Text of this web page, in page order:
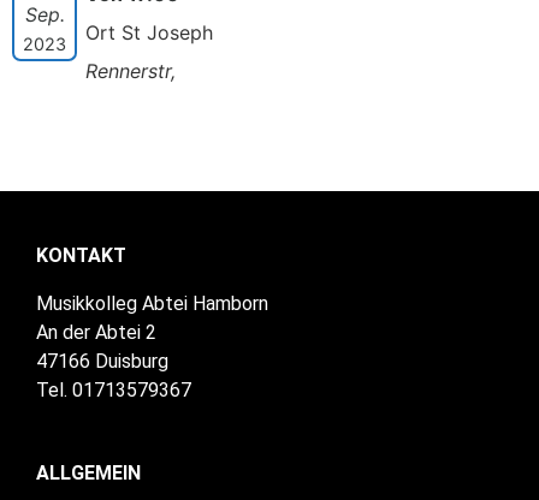
Sep.
2023
Ort St Joseph
Rennerstr,
KONTAKT
Musikkolleg Abtei Hamborn
An der Abtei 2
47166 Duisburg
Tel. 01713579367
ALLGEMEIN